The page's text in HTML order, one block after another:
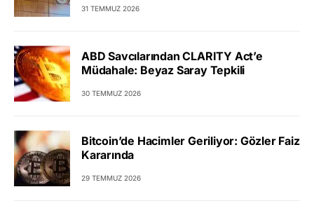
31 TEMMUZ 2026
ABD Savcılarından CLARITY Act’e
Müdahale: Beyaz Saray Tepkili
30 TEMMUZ 2026
Bitcoin’de Hacimler Geriliyor: Gözler Faiz
Kararında
29 TEMMUZ 2026